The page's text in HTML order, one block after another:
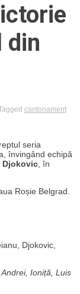
din
cantonament
seria
învingând echipă
Djokovic , în
Roșie Belgrad.
Djokovic,
Ioniță, Luis